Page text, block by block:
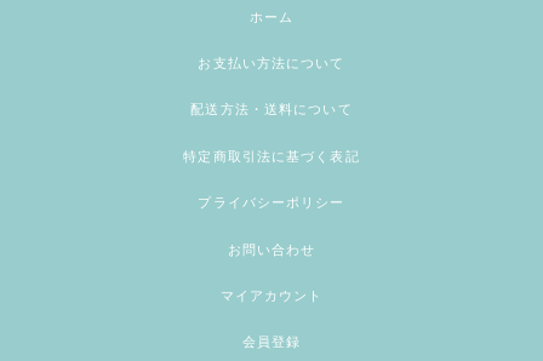
ホーム
お支払い方法について
配送方法・送料について
特定商取引法に基づく表記
プライバシーポリシー
お問い合わせ
マイアカウント
会員登録